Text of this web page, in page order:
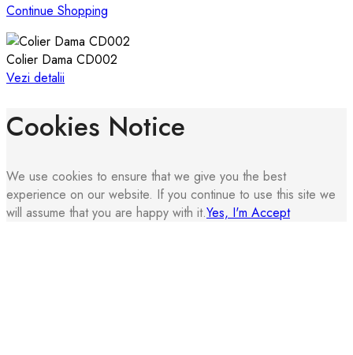
Continue Shopping
Colier Dama CD002
Vezi detalii
Cookies Notice
We use cookies to ensure that we give you the best
experience on our website. If you continue to use this site we
will assume that you are happy with it.Yes, I'm Accept